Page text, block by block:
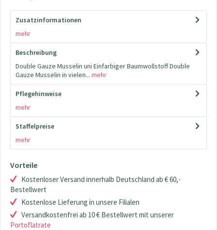
Zusatzinformationen
mehr
Beschreibung
Double Gauze Musselin uni Einfarbiger Baumwollstoff Double
Gauze Musselin in vielen... mehr
Pflegehinweise
mehr
Staffelpreise
mehr
Vorteile
Kostenloser Versand innerhalb Deutschland ab € 60,-
Bestellwert
Kostenlose Lieferung in unsere Filialen
Versandkostenfrei ab 10 € Bestellwert mit unserer
Portoflatrate